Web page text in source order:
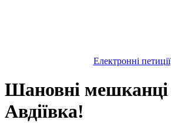
Електронні петиції
Шановні мешканці
Авдіївка!